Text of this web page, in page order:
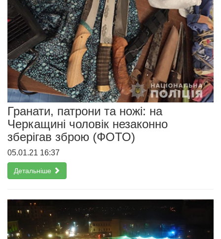
Гранати, патрони та ножі: на
Черкащині чоловік незаконно
зберігав зброю (ФОТО)
05.01.21 16:37
Детальніше